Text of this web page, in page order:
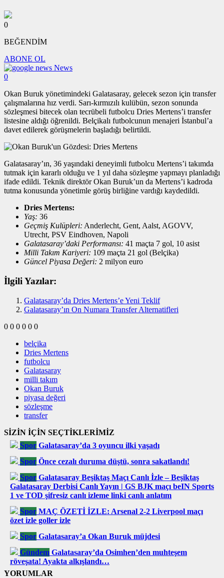
0
BEĞENDİM
ABONE OL
News
0
Okan Buruk yönetimindeki Galatasaray, gelecek sezon için transfer
çalışmalarına hız verdi. Sarı-kırmızılı kulübün, sezon sonunda
sözleşmesi bitecek olan tecrübeli futbolcu Dries Mertens’i transfer
listesine aldığı öğrenildi. Belçikalı futbolcunun menajeri İstanbul’a
davet edilerek görüşmelerin başladığı belirtildi.
Galatasaray’ın, 36 yaşındaki deneyimli futbolcu Mertens’i takımda
tutmak için kararlı olduğu ve 1 yıl daha sözleşme yapmayı planladığı
ifade edildi. Teknik direktör Okan Buruk’un da Mertens’i kadroda
tutma konusunda yönetimle görüş birliğine vardığı kaydedildi.
Dries Mertens:
Yaş: 36
Geçmiş Kulüpleri: Anderlecht, Gent, Aalst, AGOVV,
Utrecht, PSV Eindhoven, Napoli
Galatasaray’daki Performansı: 41 maçta 7 gol, 10 asist
Milli Takım Kariyeri: 109 maçta 21 gol (Belçika)
Güncel Piyasa Değeri: 2 milyon euro
İlgili Yazılar:
Galatasaray’da Dries Mertens’e Yeni Teklif
Galatasaray’ın On Numara Transfer Alternatifleri
0 0 0 0 0 0
belçika
Dries Mertens
futbolcu
Galatasaray
milli takım
Okan Buruk
piyasa değeri
sözleşme
transfer
SİZİN İÇİN SEÇTİKLERİMİZ
Spor Galatasaray’da 3 oyuncu ilki yaşadı
Spor Önce cezalı duruma düştü, sonra sakatlandı!
Spor Galatasaray Beşiktaş Maçı Canlı İzle – Beşiktaş
Galatasaray Derbisi Canlı Yayın | GS BJK maçı beIN Sports
1 ve TOD şifresiz canlı izleme linki canlı anlatım
Spor MAÇ ÖZETİ İZLE: Arsenal 2-2 Liverpool maçı
özet izle goller izle
Spor Galatasaray’a Okan Buruk müjdesi
Gündem Galatasaray’da Osimhen’den muhteşem
röveşata! Ayakta alkışlandı…
YORUMLAR